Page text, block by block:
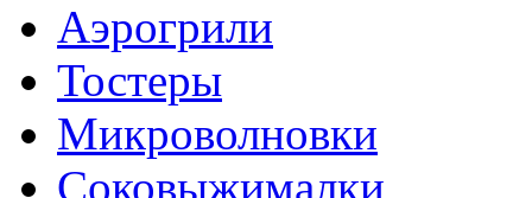
Аэрогрили
Тостеры
Микроволновки
Соковыжималки